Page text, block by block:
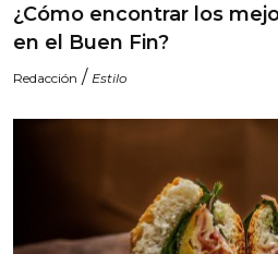
¿Cómo encontrar los
en el Buen Fin?
Redacción / Estilo